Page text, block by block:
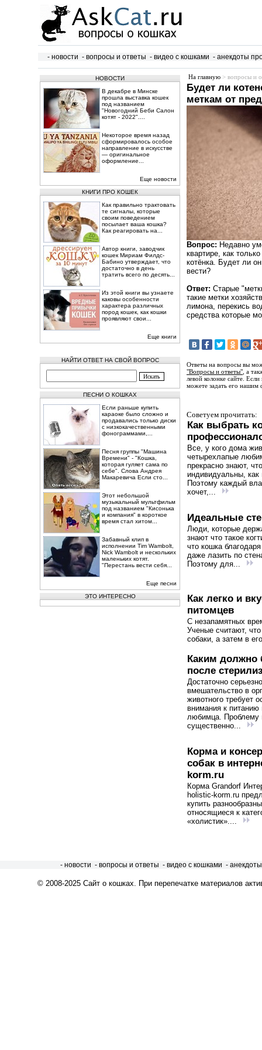
- новости - вопросы и ответы - видео с кошками - анекдоты
НОВОСТИ
В декабре в Минске
прошла выставка кошек
под названием
"Новогодний Беби Салон
котят - 2022"....
Некоторое время назад
сформировалось особое
направление в искусстве
— оригинальное
оформление...
Еще новости
КНИГИ ПРО КОШЕК
Как правильно трактовать
те сигналы, которые
своим поведением
посылает ваша кошка?
Как реагировать на...
Автор книги, заводчик
кошек Мириам Филдс-
Бабино утверждает, что
достаточно в день
тратить всего по десять...
Из этой книги вы узнаете
каковы особенности
характера различных
пород кошек, как кошки
проявляют свои...
Еще книги
НАЙТИ ОТВЕТ НА СВОЙ ВОПРОС
ПЕСНИ О КОШКАХ
Если раньше купить
караоке было сложно и
продавались только диски
с низкокачественными
фонограммами,...
Песня группы "Машина
Времени" - "Кошка,
которая гуляет сама по
себе". Слова Андрея
Макаревича Если сто...
Этот небольшой
музыкальный мультфильм
под названием "Кисонька
и компания" в короткое
время стал хитом...
Забавный клип в
исполнении Tim Wambolt,
Nick Wambolt и нескольких
маленьких котят.
"Перестань вести себя...
Еще песни
ЭТО ИНТЕРЕСНО
На главную > вопросы и
Будет ли
меткам от
Вопрос: Недавно
квартире, как
котёнка. Будет ли
вести?
Ответ: Старые
такие метки
лимона, перекись
средства которые
Ответы на вопросы вы
"Вопросы и ответы" , а
левой колонке сайте.
можете задать его
Советуем прочитать:
Как выбрать
Все, у кого дома
четырехлапые
прекрасно знают,
индивидуальны, как
Поэтому каждый
хочет,...
Идеальные
Люди, которые
знают что такое
что кошка
даже лазить по
Поэтому для...
Как легко и
питомцев
С незапамятных
Ученые считают,
собаки, а затем в
Каким должно
после
Достаточно
вмешательство в
животного требует
внимания к питанию
любимца. Проблему
существенно...
Корма и
собак в
korm.ru
Корма Grandorf
holistic-korm.ru
купить
относящиеся к
«холистик»....
- новости - вопросы и ответы - видео с кошками -
© 2008-2025 Сайт о кошках. При перепечатке материалов